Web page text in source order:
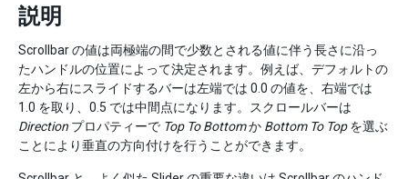
説明
Scrollbar の値は両極端の間で少数とされる値に伴う長さに沿っ
たハンドルの位置によって決定されます。例えば、デフォルトの
左から右にスライドするバーは左端では 0.0 の値を、右端では
1.0 を取り、0.5 では中間点になります。スクロールバーは
Direction プロパティーで Top To Bottomか Bottom To Topを選ぶ
ことにより垂直の方向付けを行うことができます。